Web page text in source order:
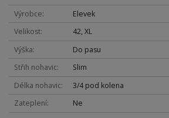
Výrobce
Elevek
Velikost
42, XL
Výška
Do pasu
Střih nohavic
Slim
Délka nohavic
3/4 pod kolena
Zateplení
Ne